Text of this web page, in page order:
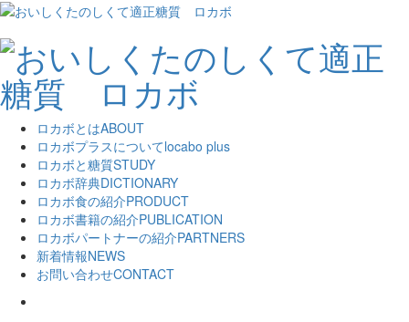
ロカボとはABOUT
ロカボプラスについてlocabo plus
ロカボと糖質STUDY
ロカボ辞典DICTIONARY
ロカボ食の紹介PRODUCT
ロカボ書籍の紹介PUBLICATION
ロカボパートナーの紹介PARTNERS
新着情報NEWS
お問い合わせCONTACT